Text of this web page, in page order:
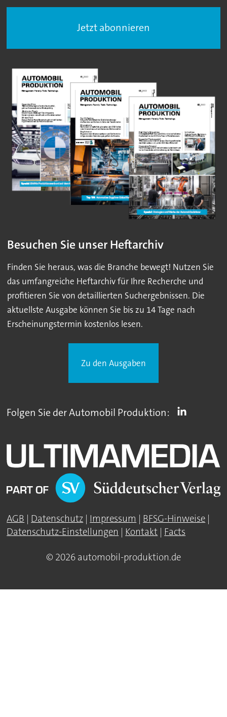
Jetzt abonnieren
Besuchen Sie unser Heftarchiv
Finden Sie heraus, was die Branche bewegt! Nutzen Sie
das umfangreiche Heftarchiv für Ihre Recherche und
profitieren Sie von detaillierten Suchergebnissen. Die
aktuellste Ausgabe können Sie bis zu 14 Tage nach
Erscheinungstermin kostenlos lesen.
Zu den Ausgaben
Folgen Sie der Automobil Produktion:
AGB | Datenschutz | Impressum | BFSG-Hinweise |
Datenschutz-Einstellungen | Kontakt | Facts
© 2026 automobil-produktion.de